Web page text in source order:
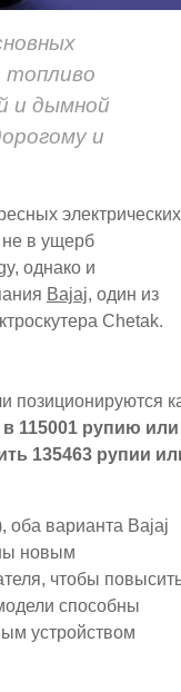
топливо
и дымной
и
электрических
не в ущерб
однако и
Bajaj, один из
Chetak.
позиционируются
115001 рупию или
135463 рупии
оба варианта Bajaj
новым
чтобы
способны
устройством